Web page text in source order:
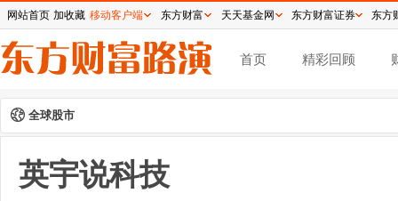
首页 精彩回顾
全球股市
英宇说科技
网站首页 加收藏 移动客户端 东方财富 天天基金网 东方财富证券 东方